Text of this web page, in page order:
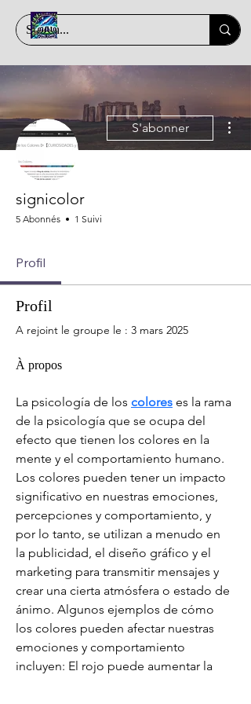
S'abonner
signicolor
5 Abonnés 1 Suivi
Profil
Profil
A rejoint le groupe le : 3 mars 2025
À propos
La psicología de los colores es la rama
de la psicología que se ocupa del
efecto que tienen los colores en la
mente y el comportamiento humano.
Los colores pueden tener un impacto
significativo en nuestras emociones,
percepciones y comportamiento, y
por lo tanto, se utilizan a menudo en
la publicidad, el diseño gráfico y el
marketing para transmitir mensajes y
crear una cierta atmósfera o estado de
ánimo. Algunos ejemplos de cómo
los colores pueden afectar nuestras
emociones y comportamiento
incluyen: El rojo puede aumentar la